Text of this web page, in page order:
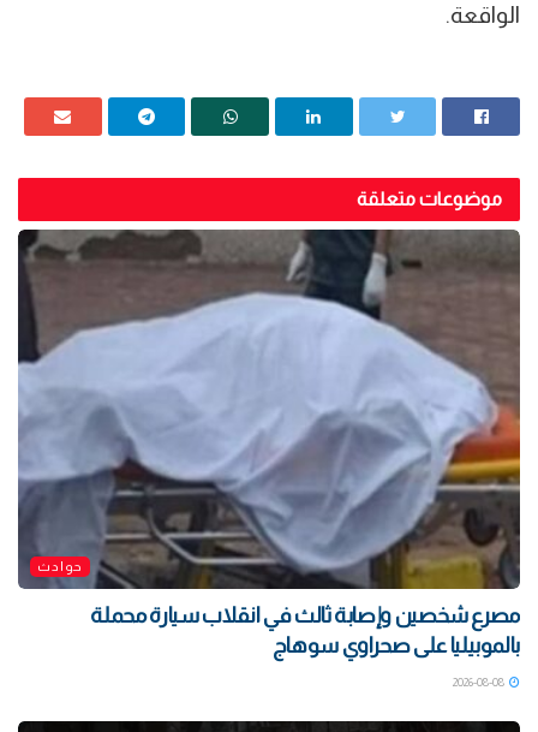
الواقعة.
موضوعات متعلقة
حوادث
مصرع شخصين وإصابة ثالث في انقلاب سيارة محملة
بالموبيليا على صحراوي سوهاج